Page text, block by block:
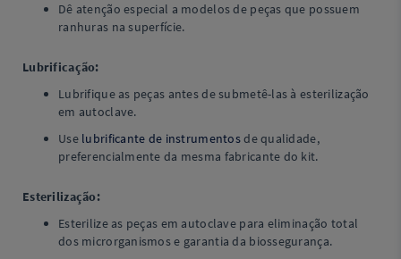
Dê atenção especial a modelos de peças que possuem
ranhuras na superfície.
Lubrificação:
Lubrifique as peças antes de submetê-las à esterilização
em autoclave.
Use lubrificante de instrumentosde qualidade,
preferencialmente da mesma fabricante do kit.
Esterilização:
Esterilize as peças em autoclave para eliminação total
dos microrganismos e garantia da biossegurança.